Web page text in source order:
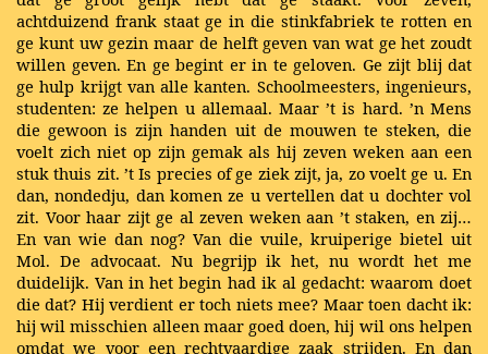
achtduizend frank staat ge in die stinkfabriek te rotten en
ge kunt uw gezin maar de helft geven van wat ge het zoudt
willen geven. En ge begint er in te geloven. Ge zijt blij dat
ge hulp krijgt van alle kanten. Schoolmeesters, ingenieurs,
studenten: ze helpen u allemaal. Maar ’t is hard. ’n Mens
die gewoon is zijn handen uit de mouwen te steken, die
voelt zich niet op zijn gemak als hij zeven weken aan een
stuk thuis zit. ’t Is precies of ge ziek zijt, ja, zo voelt ge u. En
dan, nondedju, dan komen ze u vertellen dat u dochter vol
zit. Voor haar zijt ge al zeven weken aan ’t staken, en zij…
En van wie dan nog? Van die vuile, kruiperige bietel uit
Mol. De advocaat. Nu begrijp ik het, nu wordt het me
duidelijk. Van in het begin had ik al gedacht: waarom doet
die dat? Hij verdient er toch niets mee? Maar toen dacht ik:
hij wil misschien alleen maar goed doen, hij wil ons helpen
omdat we voor een rechtvaardige zaak strijden. En dan